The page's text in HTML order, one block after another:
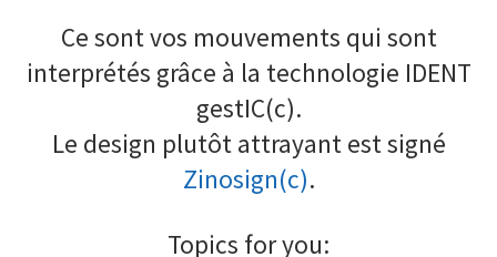
Ce sont vos mouvements qui sont
interprétés grâce à la technologie IDENT
gestIC(c).
Le design plutôt attrayant est signé
Zinosign(c).
Topics for you: